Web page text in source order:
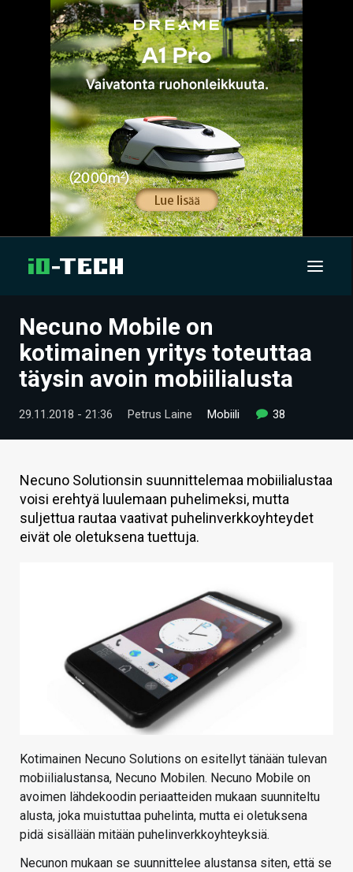
UUTISET
ARTIKKELIT
VIDEOT
TECHBBS
TIETOA
HINTA.FI
KAUPPA
Necuno Mobile on
kotimainen yritys toteuttaa
täysin avoin mobiilialusta
29.11.2018 - 21:36 Petrus Laine Mobiili 38
Necuno Solutionsin suunnittelemaa mobiilialustaa
voisi erehtyä luulemaan puhelimeksi, mutta
suljettua rautaa vaativat puhelinverkkoyhteydet
eivät ole oletuksena tuettuja.
Kotimainen Necuno Solutions on esitellyt tänään tulevan
mobiilialustansa, Necuno Mobilen. Necuno Mobile on
avoimen lähdekoodin periaatteiden mukaan suunniteltu
alusta, joka muistuttaa puhelinta, mutta ei oletuksena
pidä sisällään mitään puhelinverkkoyhteyksiä.
Necunon mukaan se suunnittelee alustansa siten, että se